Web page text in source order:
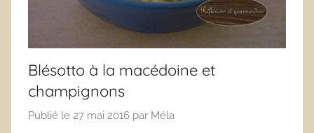
Blésotto à la macédoine et
champignons
Publié le 27 mai 2016 par Méla